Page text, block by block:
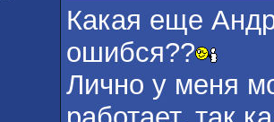
Какая еще
ошибся??
Лично у меня